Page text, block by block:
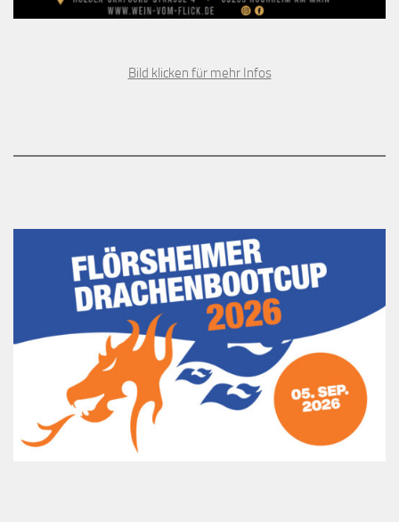
Bild klicken für mehr Infos